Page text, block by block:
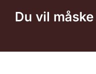
Du vil